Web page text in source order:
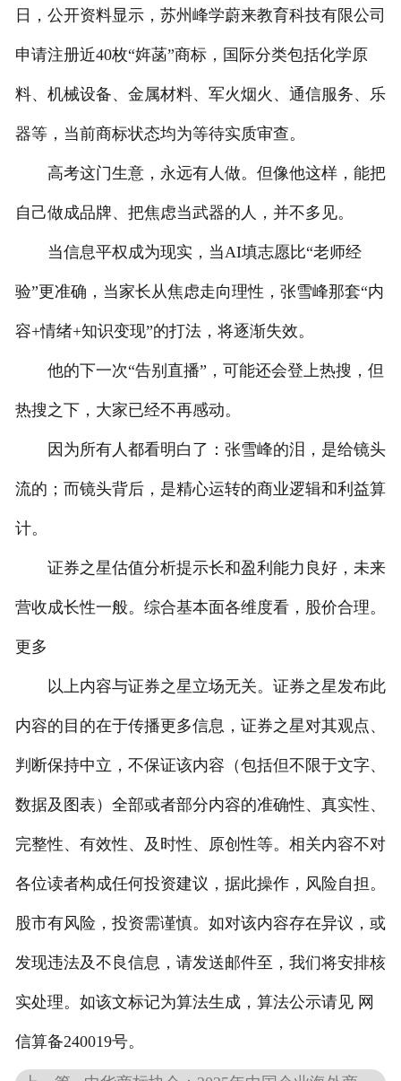
日，公开资料显示，苏州峰学蔚来教育科技有限公司
申请注册近40枚“姩菡”商标，国际分类包括化学原
料、机械设备、金属材料、军火烟火、通信服务、乐
器等，当前商标状态均为等待实质审查。
高考这门生意，永远有人做。但像他这样，能把
自己做成品牌、把焦虑当武器的人，并不多见。
当信息平权成为现实，当AI填志愿比“老师经
验”更准确，当家长从焦虑走向理性，张雪峰那套“内
容+情绪+知识变现”的打法，将逐渐失效。
他的下一次“告别直播”，可能还会登上热搜，但
热搜之下，大家已经不再感动。
因为所有人都看明白了：张雪峰的泪，是给镜头
流的；而镜头背后，是精心运转的商业逻辑和利益算
计。
证券之星估值分析提示长和盈利能力良好，未来
营收成长性一般。综合基本面各维度看，股价合理。
更多
以上内容与证券之星立场无关。证券之星发布此
内容的目的在于传播更多信息，证券之星对其观点、
判断保持中立，不保证该内容（包括但不限于文字、
数据及图表）全部或者部分内容的准确性、真实性、
完整性、有效性、及时性、原创性等。相关内容不对
各位读者构成任何投资建议，据此操作，风险自担。
股市有风险，投资需谨慎。如对该内容存在异议，或
发现违法及不良信息，请发送邮件至，我们将安排核
实处理。如该文标记为算法生成，算法公示请见 网
信算备240019号。